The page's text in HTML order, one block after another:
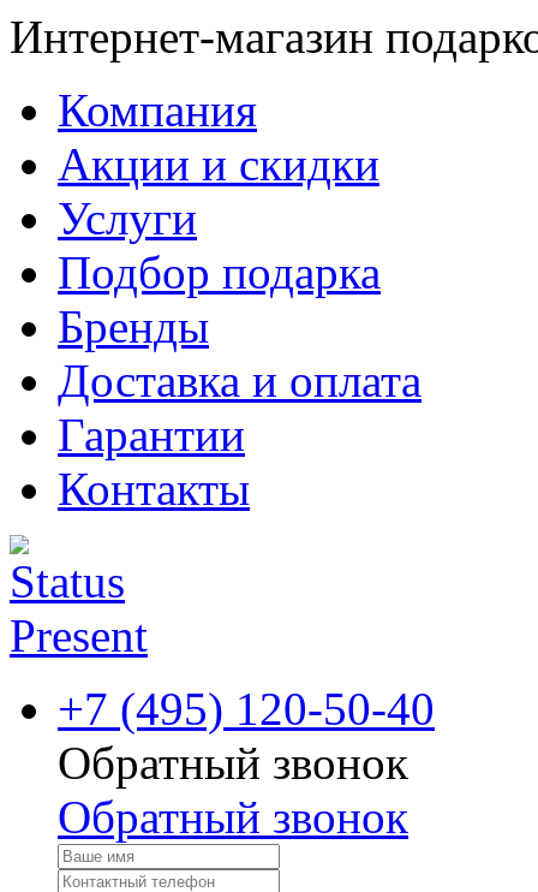
Интернет-магазин
Компания
Акции и скидки
Услуги
Подбор подарка
Бренды
Доставка и оплата
Гарантии
Контакты
+7 (495) 120-50-40
Обратный звонок
Обратный звонок